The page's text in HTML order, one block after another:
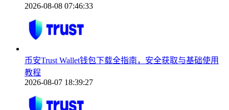
2026-08-08 07:46:33
币安Trust Wallet钱包下载全指南，安全获取与基础使用
教程
2026-08-07 18:39:27